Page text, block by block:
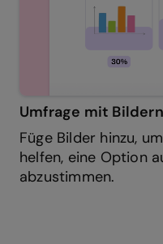
Umfrage mit Bildern
Füge Bilder hinzu,
helfen, eine Option
abzustimmen.